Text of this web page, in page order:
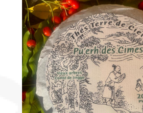
Pu'Erh
Comment
infuser
votre thé
Contactez-
nous !